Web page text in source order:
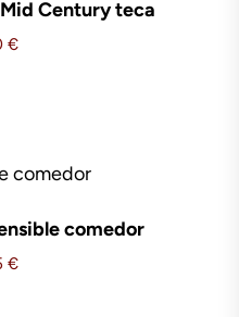
Century teca
€
comedor
€